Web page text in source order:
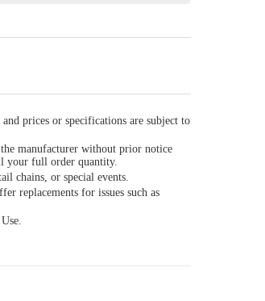
prices or specifications are subject to
manufacturer without prior notice
your full order quantity.
chains, or special events.
replacements for issues such as